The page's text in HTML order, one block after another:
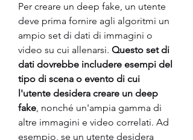
Per creare un deep fake, un utente
deve prima fornire agli algoritmi un
ampio set di dati di immagini o
video su cui allenarsi. Questo set di
dati dovrebbe includere esempi del
tipo di scena o evento di cui
l'utente desidera creare un deep
fake, nonché un'ampia gamma di
altre immagini e video correlati. Ad
esempio, se un utente desidera